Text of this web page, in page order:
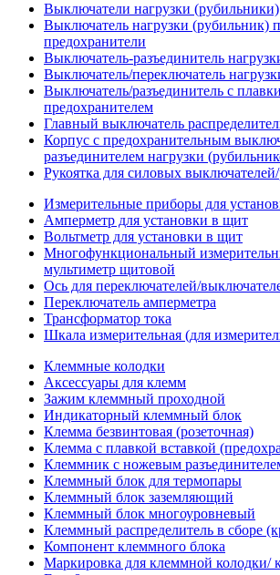
Выключатели нагрузки (рубильники)
Выключатель нагрузки (рубильник)
предохранители
Выключатель-разъединитель
Выключатель/переключатель
Выключатель/разъединитель с
предохранителем
Главный выключатель
Корпус с предохранительным
разъединителем нагрузки
Рукоятка для силовых
Измерительные приборы для
Амперметр для установки в щит
Вольтметр для установки в щит
Многофункциональный
мультиметр щитовой
Ось для переключателей/
Переключатель амперметра
Трансформатор тока
Шкала измерительная (для
Клеммные колодки
Аксессуары для клемм
Зажим клеммный проходной
Индикаторный клеммный блок
Клемма безвинтовая (розеточная)
Клемма с плавкой вставкой
Клеммник с ножевым
Клеммный блок для термопары
Клеммный блок заземляющий
Клеммный блок многоуровневый
Клеммный распределитель в сборе
Компонент клеммного блока
Маркировка для клеммной колодки/